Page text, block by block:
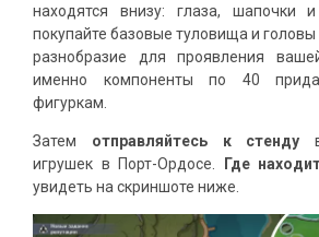
находятся внизу: глаза, шапочки
покупайте базовые туловища и
разнобразие для проявления
именно компоненты по 40
фигуркам.
Затем отправляйтесь к стенду
игрушек в Порт-Ордосе.
Где
увидеть на скриншоте ниже.